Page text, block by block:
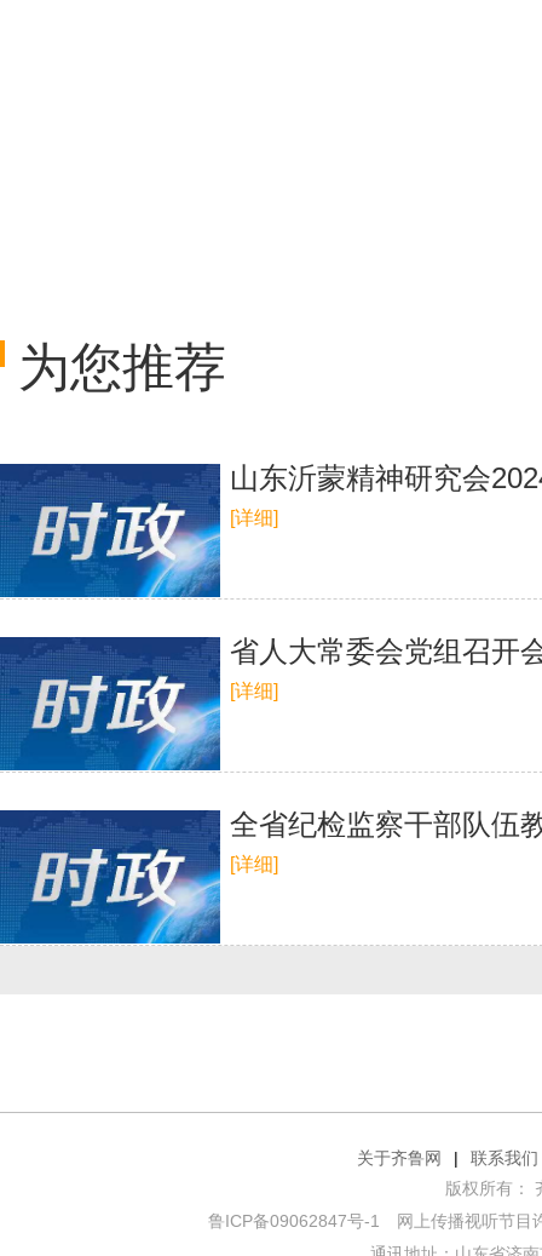
为您推荐
山东沂蒙精神研究会
[详细]
省人大常委会党组召开
[详细]
全省纪检监察干部队伍
[详细]
关于齐鲁网 |
联系我们
版权所有：
鲁ICP备09062847号-1
网上传播视听节目